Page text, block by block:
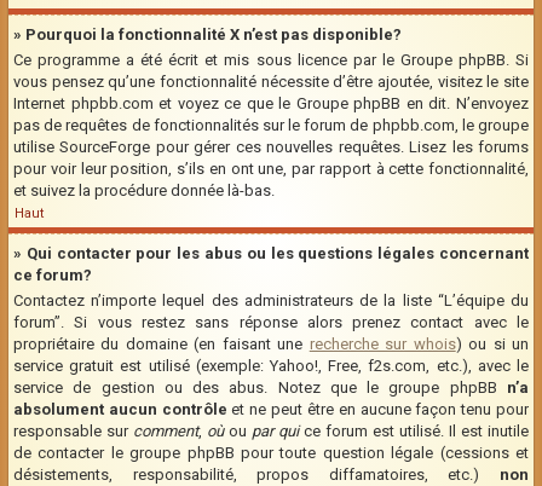
» Pourquoi la fonctionnalité X n’est pas disponible?
Ce programme a été écrit et mis sous licence par le Groupe phpBB. Si
vous pensez qu’une fonctionnalité nécessite d’être ajoutée, visitez le site
Internet phpbb.com et voyez ce que le Groupe phpBB en dit. N’envoyez
pas de requêtes de fonctionnalités sur le forum de phpbb.com, le groupe
utilise SourceForge pour gérer ces nouvelles requêtes. Lisez les forums
pour voir leur position, s’ils en ont une, par rapport à cette fonctionnalité,
et suivez la procédure donnée là-bas.
Haut
» Qui contacter pour les abus ou les questions légales concernant
ce forum?
Contactez n’importe lequel des administrateurs de la liste “L’équipe du
forum”. Si vous restez sans réponse alors prenez contact avec le
propriétaire du domaine (en faisant une recherche sur whois) ou si un
service gratuit est utilisé (exemple: Yahoo!, Free, f2s.com, etc.), avec le
service de gestion ou des abus. Notez que le groupe phpBB n’a
absolument aucun contrôle et ne peut être en aucune façon tenu pour
responsable sur comment, oùou par quice forum est utilisé. Il est inutile
de contacter le groupe phpBB pour toute question légale (cessions et
désistements, responsabilité, propos diffamatoires, etc.) non